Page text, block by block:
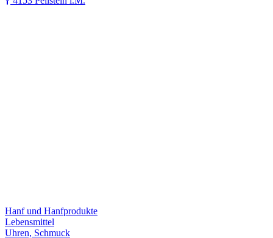
Hanf und Hanfprodukte
Lebensmittel
Uhren, Schmuck